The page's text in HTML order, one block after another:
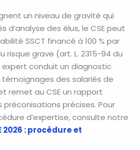
un niveau de gravité qui
d’analyse des élus, le CSE peut
SSCT financé à 100 % par
risque grave (art. L. 2315-94 du
conduit un diagnostic
des salariés de
remet au CSE un rapport
précises. Pour
d’expertise, consulte notre
2026 : procédure et